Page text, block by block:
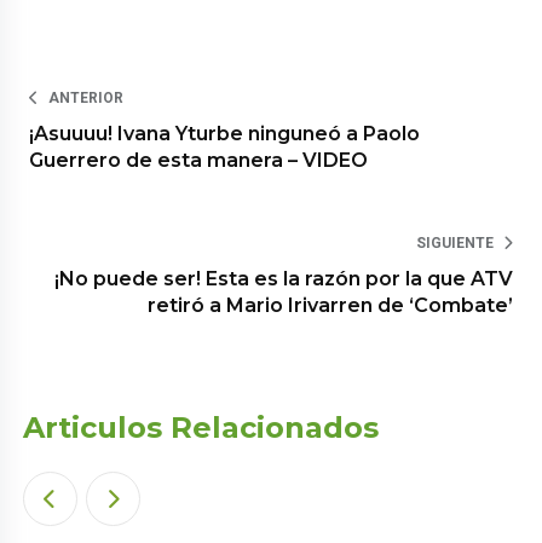
ANTERIOR
¡Asuuuu! Ivana Yturbe ninguneó a Paolo
Guerrero de esta manera – VIDEO
SIGUIENTE
¡No puede ser! Esta es la razón por la que ATV
retiró a Mario Irivarren de ‘Combate’
Articulos Relacionados